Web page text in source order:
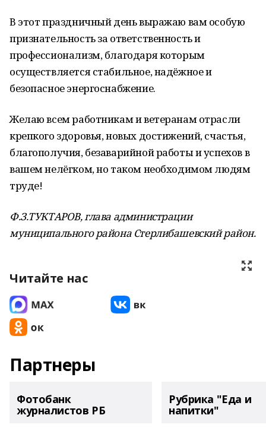
В этот праздничный день выражаю вам особую
признательность за ответственность и
профессионализм, благодаря которым
осуществляется стабильное, надёжное и
безопасное энергоснабжение.
Желаю всем работникам и ветеранам отрасли
крепкого здоровья, новых достижений, счастья,
благополучия, безаварийной работы и успехов в
вашем нелёгком, но таком необходимом людям
труде!
Ф.З.ТУКТАРОВ, глава администрации
муниципального района Стерлибашевский район.
Читайте нас
Партнеры
Фотобанк
журналистов РБ
Рубрика "Еда и
напитки"